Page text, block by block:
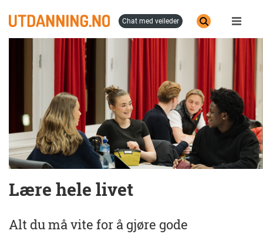
til
hovedinnhold
chat med veileder
Lære hele livet
Alt du må vite for å gjøre gode